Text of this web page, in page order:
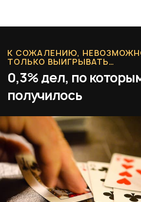
К СОЖАЛЕНИЮ,
ТОЛЬКО ВЫИГРЫВАТЬ…
0,3% дел, по
получилось